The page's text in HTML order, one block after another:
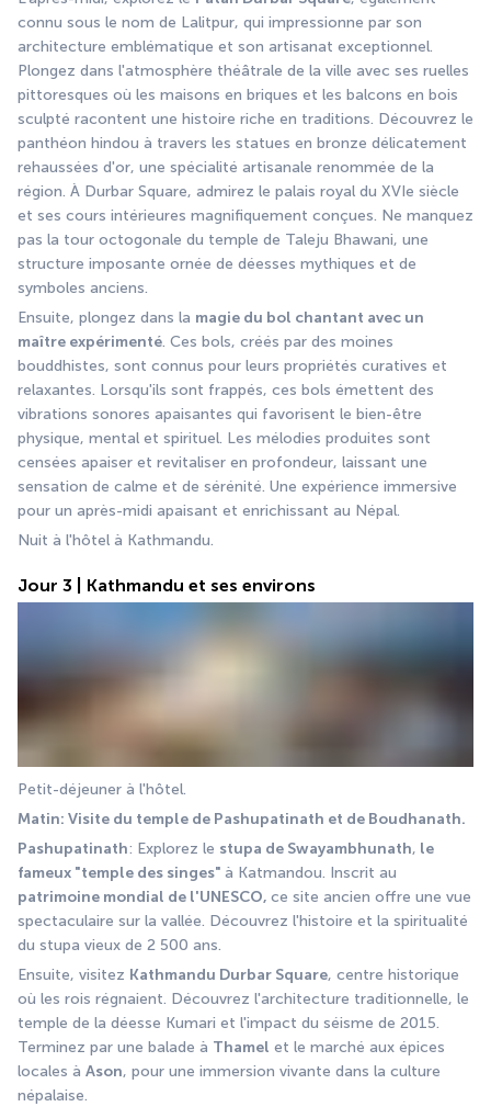
connu sous le nom de Lalitpur, qui impressionne par son
architecture emblématique et son artisanat exceptionnel.
Plongez dans l'atmosphère théâtrale de la ville avec ses ruelles
pittoresques où les maisons en briques et les balcons en bois
sculpté racontent une histoire riche en traditions. Découvrez le
panthéon hindou à travers les statues en bronze délicatement
rehaussées d'or, une spécialité artisanale renommée de la
région. À Durbar Square, admirez le palais royal du XVIe siècle
et ses cours intérieures magnifiquement conçues. Ne manquez
pas la tour octogonale du temple de Taleju Bhawani, une
structure imposante ornée de déesses mythiques et de
symboles anciens.
Ensuite, plongez dans la magie du bol chantant avec un
maître expérimenté. Ces bols, créés par des moines
bouddhistes, sont connus pour leurs propriétés curatives et
relaxantes. Lorsqu'ils sont frappés, ces bols émettent des
vibrations sonores apaisantes qui favorisent le bien-être
physique, mental et spirituel. Les mélodies produites sont
censées apaiser et revitaliser en profondeur, laissant une
sensation de calme et de sérénité. Une expérience immersive
pour un après-midi apaisant et enrichissant au Népal.
Nuit à l'hôtel à Kathmandu.
Jour 3 | Kathmandu et ses environs
Petit-déjeuner à l'hôtel.
Matin: Visite du temple de Pashupatinath et de Boudhanath.
Pashupatinath: Explorez le stupa de Swayambhunath, le
fameux "temple des singes"
patrimoine mondial de l'UNESCO, ce site ancien offre une vue
spectaculaire sur la vallée. Découvrez l'histoire et la spiritualité
du stupa vieux de 2 500 ans.
Ensuite, visitez Kathmandu Durbar Square, centre historique
où les rois régnaient. Découvrez l'architecture traditionnelle, le
temple de la déesse Kumari et l'impact du séisme de 2015.
Terminez par une balade à Thamel et le marché aux épices
locales à Ason, pour une immersion vivante dans la culture
népalaise.